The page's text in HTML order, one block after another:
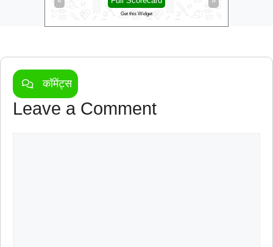
Get this Widget
कॉमेंट्स
Leave a Comment